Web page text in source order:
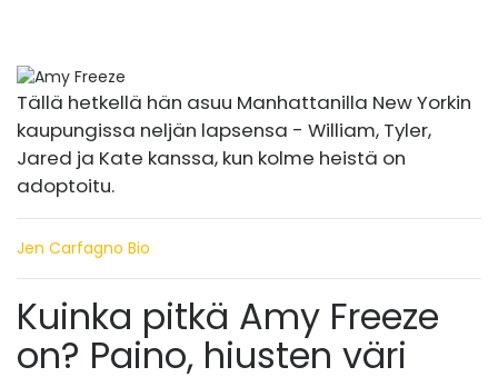
Tällä hetkellä hän asuu Manhattanilla New Yorkin
kaupungissa neljän lapsensa - William, Tyler,
Jared ja Kate kanssa, kun kolme heistä on
adoptoitu.
Jen Carfagno Bio
Kuinka pitkä Amy Freeze
on? Paino, hiusten väri